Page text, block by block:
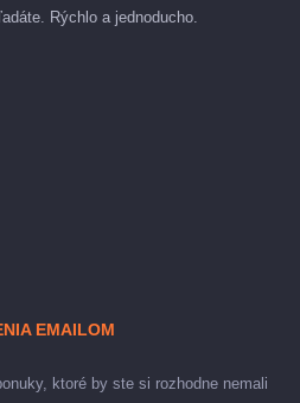
Rýchlo a jednoducho.
EMAILOM
ktoré by ste si rozhodne nemali